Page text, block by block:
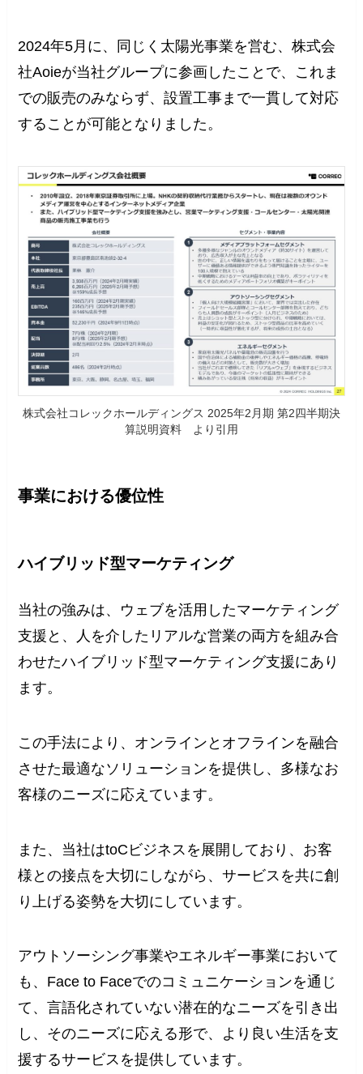
2024年5月に、同じく太陽光事業を営む、株式会
社Aoieが当社グループに参画したことで、これま
での販売のみならず、設置工事まで一貫して対応
することが可能となりました。
株式会社コレックホールディングス 2025年2月期 第2四半期決
算説明資料 より引用
事業における優位性
ハイブリッド型マーケティング
当社の強みは、ウェブを活用したマーケティング
支援と、人を介したリアルな営業の両方を組み合
わせたハイブリッド型マーケティング支援にあり
ます。
この手法により、オンラインとオフラインを融合
させた最適なソリューションを提供し、多様なお
客様のニーズに応えています。
また、当社はtoCビジネスを展開しており、お客
様との接点を大切にしながら、サービスを共に創
り上げる姿勢を大切にしています。
アウトソーシング事業やエネルギー事業において
も、Face to Faceでのコミュニケーションを通じ
て、言語化されていない潜在的なニーズを引き出
し、そのニーズに応える形で、より良い生活を支
援するサービスを提供しています。